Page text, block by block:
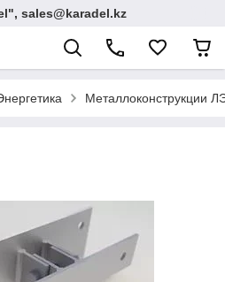
sales@karadel.kz
Металлоконструкции